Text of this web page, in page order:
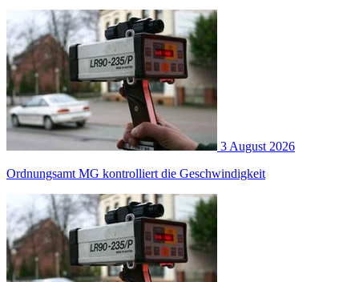
3 August 2026
Ordnungsamt MG kontrolliert die Geschwindigkeit